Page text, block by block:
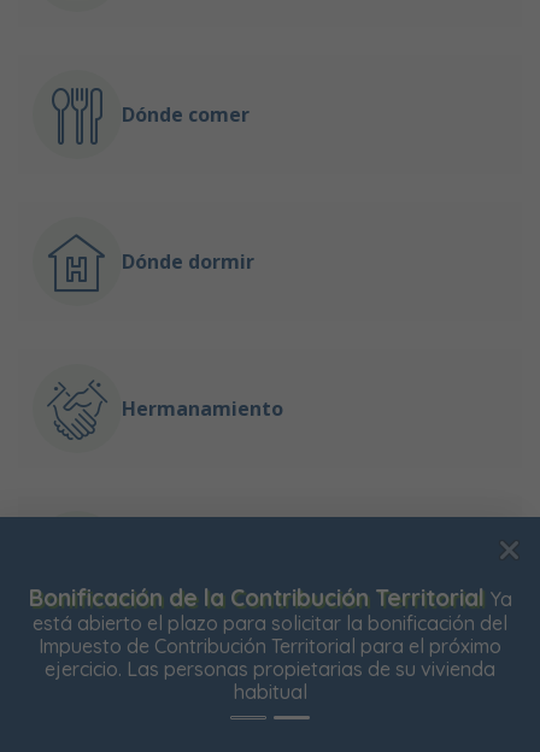
Bonificación de la Contribución Territorial Ya
está abierto el plazo para solicitar la bonificación del
Impuesto de Contribución Territorial para el próximo
ejercicio. Las personas propietarias de su vivienda
habitual
Dónde comer
Dónde dormir
Hermanamiento
Usamos cookies para mejorar su experiencia de
navegación en nuestra web, para mostrarle contenidos
personalizados y analizar el tráfico de nuestra web.